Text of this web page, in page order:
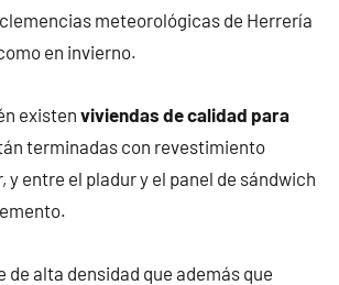
meteorológicas de Herrería
en invierno.
existen viviendas de calidad para
terminadas con revestimiento
y entre el pladur y el panel de sándwich
de alta densidad que además que